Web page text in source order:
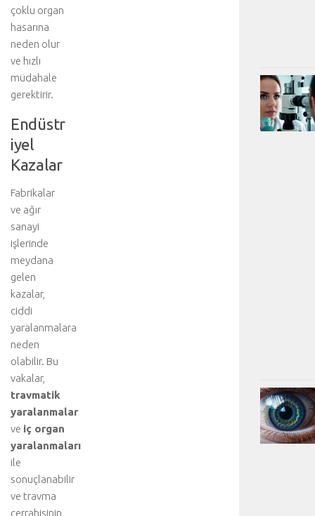
çoklu organ
hasarına
neden olur
ve hızlı
müdahale
gerektirir.
Endüstr
iyel
Kazalar
Fabrikalar
ve ağır
sanayi
işlerinde
meydana
gelen
kazalar,
ciddi
yaralanmalara
neden
olabilir. Bu
vakalar,
travmatik
yaralanmalar
ve iç organ
yaralanmaları
ile
sonuçlanabilir
ve travma
cerrahisinin